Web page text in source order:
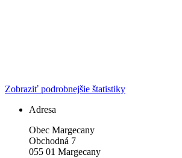
Zobraziť podrobnejšie štatistiky
Adresa
Obec Margecany
Obchodná 7
055 01 Margecany